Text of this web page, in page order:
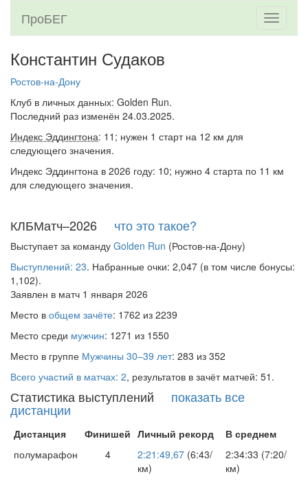
Toggle
ПроБЕГ
Константин Судаков
Ростов-на-Дону
Клуб в личных данных: Golden Run.
Последний раз изменён 24.03.2025.
Индекс Эддингтона: 11; нужен 1 старт на 12 км для
следующего значения.
Индекс Эддингтона в 2026 году: 10; нужно 4 старта по 11 км
для следующего значения.
КЛБМатч–2026 что это такое?
Выступает за команду Golden Run (Ростов-на-Дону)
Выступлений: 23. Набранные очки: 2,047 (в том числе бонусы:
1,102).
Заявлен в матч 1 января 2026
Место в общем зачёте: 1762 из 2239
Место среди мужчин: 1271 из 1550
Место в группе Мужчины 30–39 лет: 283 из 352
Всего участий в матчах: 2, результатов в зачёт матчей: 51.
Статистика выступлений показать все
дистанции
Дистанция Финишей Личный рекорд
В среднем
полумарафон
4 2:21:49,67 (6:43/
км)
2:34:33 (7:20/
км)